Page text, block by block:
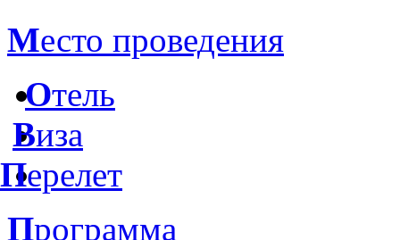
Место проведения
Отель
Виза
Перелет
Программа